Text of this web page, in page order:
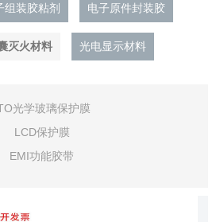
组装胶粘剂 电子原件封装胶
灭火材料 光电显示材料
光学玻璃保护膜
LCD保护膜
EMI功能胶带